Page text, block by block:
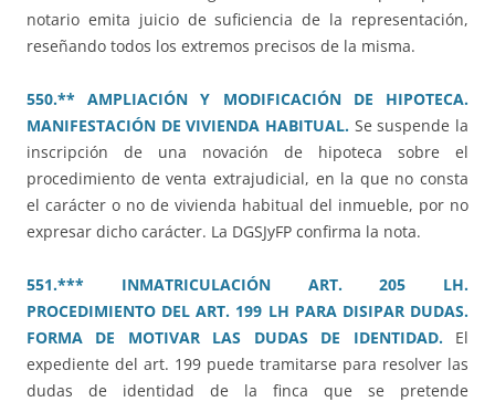
notario emita juicio de suficiencia de la representación,
reseñando todos los extremos precisos de la misma.
550.** AMPLIACIÓN Y MODIFICACIÓN DE HIPOTECA.
MANIFESTACIÓN DE VIVIENDA HABITUAL. Se suspende la
inscripción de una novación de hipoteca sobre el
procedimiento de venta extrajudicial, en la que no consta
el carácter o no de vivienda habitual del inmueble, por no
expresar dicho carácter. La DGSJyFP confirma la nota.
551.*** INMATRICULACIÓN ART. 205 LH.
PROCEDIMIENTO DEL ART. 199 LH PARA DISIPAR DUDAS.
FORMA DE MOTIVAR LAS DUDAS DE IDENTIDAD.El
expediente del art. 199 puede tramitarse para resolver las
dudas de identidad de la finca que se pretende